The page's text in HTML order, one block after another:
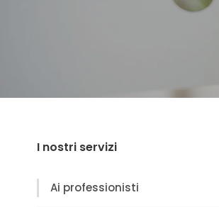
I nostri servizi
Ai professionisti